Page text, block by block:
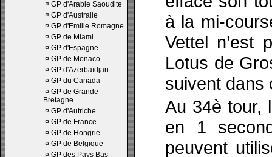
¤ GP d'Arabie Saoudite
¤ GP d'Australie
¤ GP d'Emilie Romagne
¤ GP de Miami
¤ GP d'Espagne
¤ GP de Monaco
¤ GP d'Azerbaïdjan
¤ GP du Canada
¤ GP de Grande
Bretagne
¤ GP d'Autriche
¤ GP de France
¤ GP de Hongrie
¤ GP de Belgique
¤ GP des Pays Bas
à la mi-
Vettel n’est
Lotus de
suivent dans
Au 34è tour,
en 1
peuvent